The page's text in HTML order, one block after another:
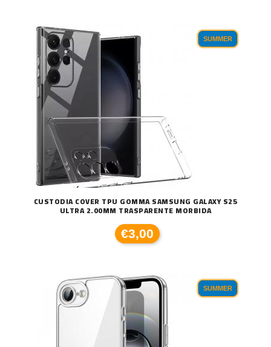
SUMMER
CUSTODIA COVER TPU GOMMA SAMSUNG GALAXY S25
ULTRA 2.00MM TRASPARENTE MORBIDA
€3,00
SUMMER